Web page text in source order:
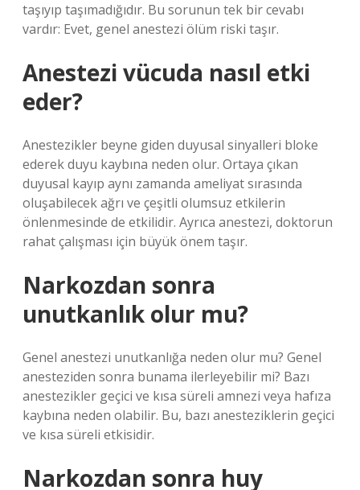
taşıyıp taşımadığıdır. Bu sorunun tek bir cevabı
vardır: Evet, genel anestezi ölüm riski taşır.
Anestezi vücuda nasıl etki
eder?
Anestezikler beyne giden duyusal sinyalleri bloke
ederek duyu kaybına neden olur. Ortaya çıkan
duyusal kayıp aynı zamanda ameliyat sırasında
oluşabilecek ağrı ve çeşitli olumsuz etkilerin
önlenmesinde de etkilidir. Ayrıca anestezi, doktorun
rahat çalışması için büyük önem taşır.
Narkozdan sonra
unutkanlık olur mu?
Genel anestezi unutkanlığa neden olur mu? Genel
anesteziden sonra bunama ilerleyebilir mi? Bazı
anestezikler geçici ve kısa süreli amnezi veya hafıza
kaybına neden olabilir. Bu, bazı anesteziklerin geçici
ve kısa süreli etkisidir.
Narkozdan sonra huy